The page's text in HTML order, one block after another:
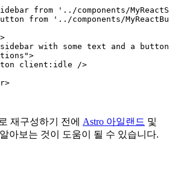
from ' ../components/
from ' ../components/
>
with some text and a
">
client:idle />
>
재구성하기 전에 Astro 아일랜드 및
아보는 것이 도움이 될 수 있습니다.